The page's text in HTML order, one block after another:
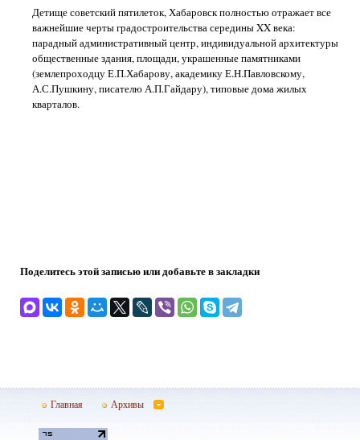
Детище советский пятилеток, Хабаровск полностью отражает все
важнейшие черты градостроительства середины XX века:
парадный административный центр, индивидуальной архитектуры
общественные здания, площади, украшенные памятниками
(землепроходцу Е.П.Хабарову, академику Е.Н.Павловскому,
А.С.Пушкину, писателю А.П.Гайдару), типовые дома жилых
кварталов.
Поделитесь этой записью или добавьте в закладки
Главная Архивы